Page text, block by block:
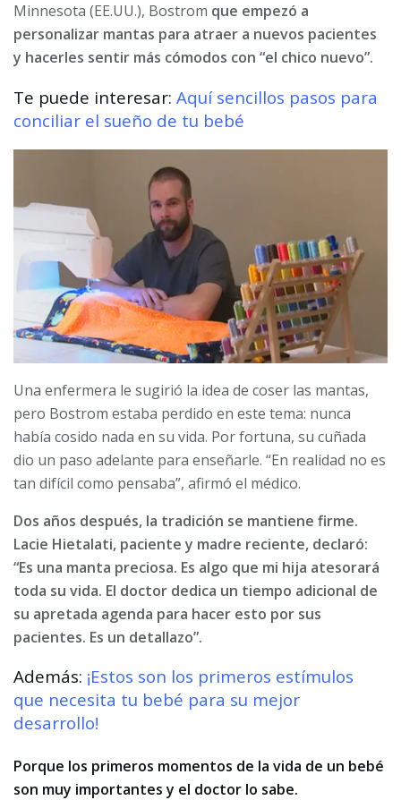
Minnesota (EE.UU.), Bostrom que empezó a
personalizar mantas para atraer a nuevos pacientes
y hacerles sentir más cómodos con “el chico nuevo”.
Te puede interesar: Aquí sencillos pasos para
conciliar el sueño de tu bebé
Una enfermera le sugirió la idea de coser las mantas,
pero Bostrom estaba perdido en este tema: nunca
había cosido nada en su vida. Por fortuna, su cuñada
dio un paso adelante para enseñarle. “En realidad no es
tan difícil como pensaba”, afirmó el médico.
Dos años después, la tradición se mantiene firme.
Lacie Hietalati, paciente y madre reciente, declaró:
“Es una manta preciosa. Es algo que mi hija atesorará
toda su vida. El doctor dedica un tiempo adicional de
su apretada agenda para hacer esto por sus
pacientes. Es un detallazo”.
Además: ¡Estos son los primeros estímulos
que necesita tu bebé para su mejor
desarrollo!
Porque los primeros momentos de la vida de un bebé
son muy importantes y el doctor lo sabe.